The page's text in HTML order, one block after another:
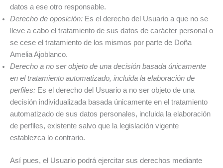
datos a ese otro responsable.
Derecho de oposición: Es el derecho del Usuario a que no se
lleve a cabo el tratamiento de sus datos de carácter personal o
se cese el tratamiento de los mismos por parte de Doña
Amelia Ajoblanco.
Derecho a no ser objeto de una decisión basada únicamente
en el tratamiento automatizado, incluida la elaboración de
perfiles: Es el derecho del Usuario a no ser objeto de una
decisión individualizada basada únicamente en el tratamiento
automatizado de sus datos personales, incluida la elaboración
de perfiles, existente salvo que la legislación vigente
establezca lo contrario.
Así pues, el Usuario podrá ejercitar sus derechos mediante